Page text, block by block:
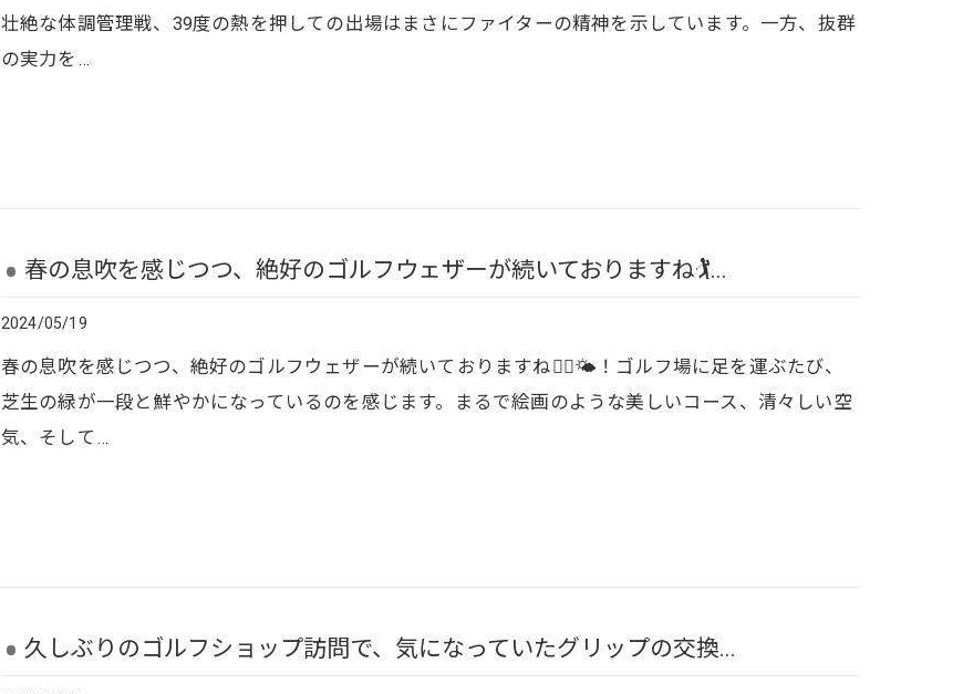
壮絶な体調管理戦、39度の熱を押しての出場はまさにファイターの精神を示しています。一方、抜群
の実力を…
春の息吹を感じつつ、絶好のゴルフウェザーが続いておりますね🏌...
2024/05/19
春の息吹を感じつつ、絶好のゴルフウェザーが続いておりますね🏌‍♂️🌤！ゴルフ場に足を運ぶたび、
芝生の緑が一段と鮮やかになっているのを感じます。まるで絵画のような美しいコース、清々しい空
気、そして…
久しぶりのゴルフショップ訪問で、気になっていたグリップの交換...